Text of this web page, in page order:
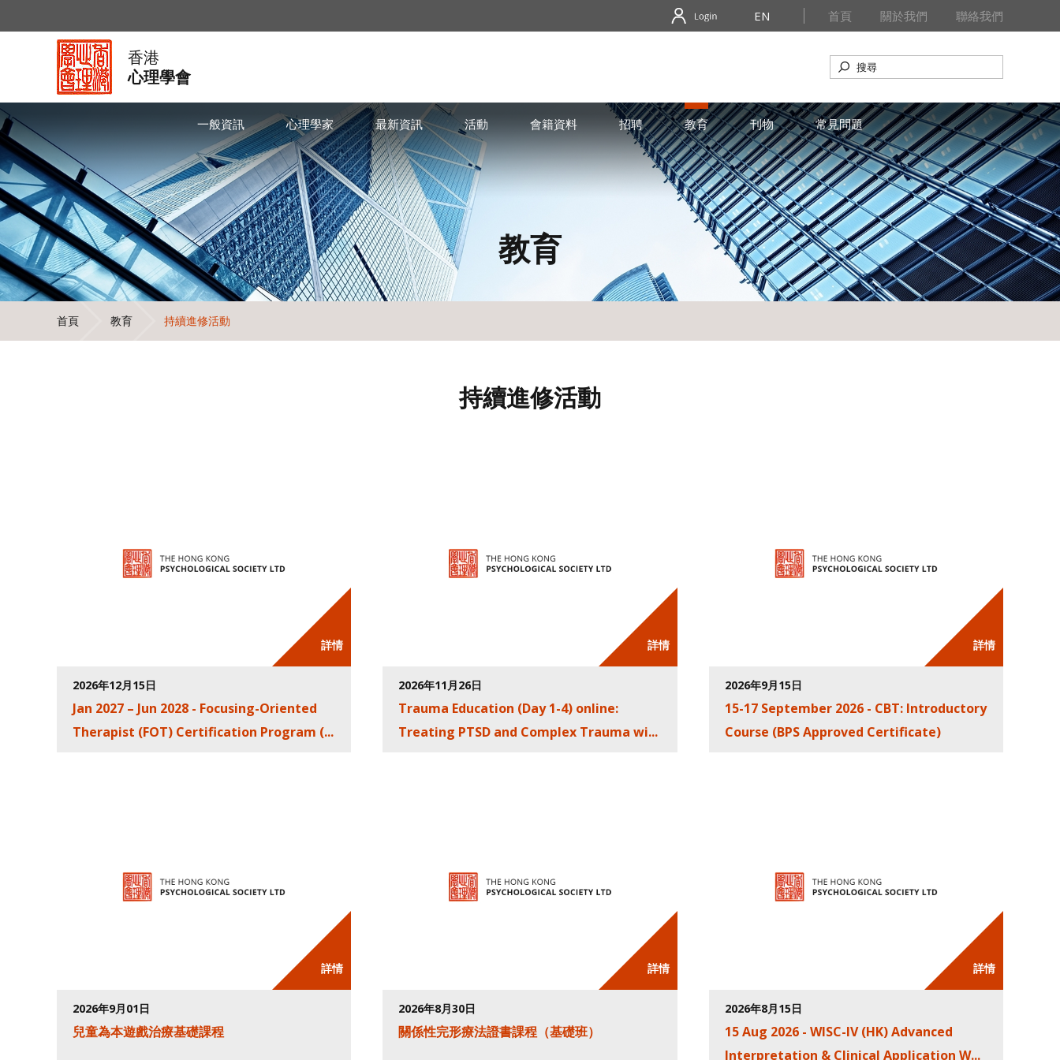
EN 首頁 關於我們 聯絡我們
香港
心理學會
一般資訊 心理學家 最新資訊 活動 會籍資料 招聘 教育 刊物 常見問題
教育
首頁 教育 持續進修活動
持續進修活動
詳情
2026年12月15日
Jan 2027 – Jun 2028 - Focusing-Oriented
Therapist (FOT) Certification Program (...
詳情
2026年11月26日
Trauma Education (Day 1-4) online:
Treating PTSD and Complex Trauma wi...
詳情
2026年9月15日
15-17 September 2026 - CBT: Introductory
Course (BPS Approved Certificate)
詳情
2026年9月01日
兒童為本遊戲治療基礎課程
詳情
2026年8月30日
關係性完形療法證書課程（基礎班）
詳情
2026年8月15日
15 Aug 2026 - WISC-IV (HK) Advanced
Interpretation & Clinical Application W...